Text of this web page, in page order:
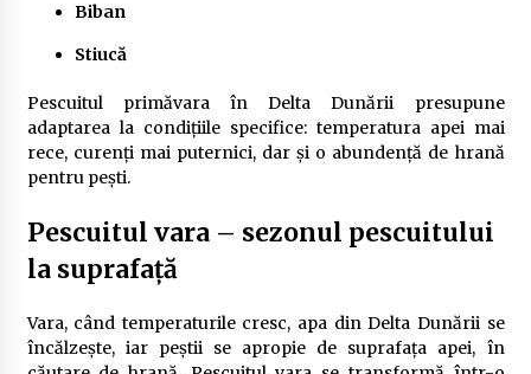
Biban
Stiucă
Pescuitul primăvara în Delta Dunării presupune
adaptarea la condițiile specifice: temperatura apei mai
rece, curenți mai puternici, dar și o abundență de hrană
pentru pești.
Pescuitul vara – sezonul pescuitului
la suprafață
Vara, când temperaturile cresc, apa din Delta Dunării se
încălzește, iar peștii se apropie de suprafața apei, în